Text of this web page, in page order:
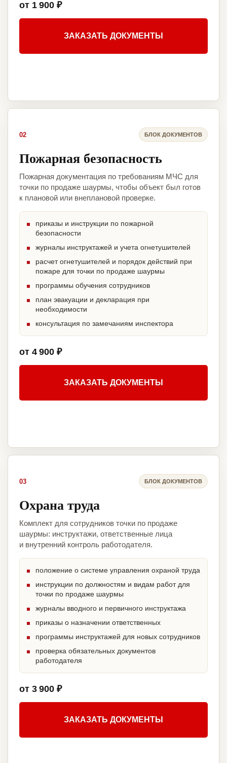
от 1 900 ₽
ЗАКАЗАТЬ ДОКУМЕНТЫ
02 БЛОК ДОКУМЕНТОВ
Пожарная безопасность
Пожарная документация по требованиям МЧС для
точки по продаже шаурмы, чтобы объект был готов
к плановой или внеплановой проверке.
приказы и инструкции по пожарной
безопасности
журналы инструктажей и учета огнетушителей
расчет огнетушителей и порядок действий при
пожаре для точки по продаже шаурмы
программы обучения сотрудников
план эвакуации и декларация при
необходимости
консультация по замечаниям инспектора
от 4 900 ₽
ЗАКАЗАТЬ ДОКУМЕНТЫ
03 БЛОК ДОКУМЕНТОВ
Охрана труда
Комплект для сотрудников точки по продаже
шаурмы: инструктажи, ответственные лица
и внутренний контроль работодателя.
положение о системе управления охраной труда
инструкции по должностям и видам работ для
точки по продаже шаурмы
журналы вводного и первичного инструктажа
приказы о назначении ответственных
программы инструктажей для новых сотрудников
проверка обязательных документов
работодателя
от 3 900 ₽
ЗАКАЗАТЬ ДОКУМЕНТЫ